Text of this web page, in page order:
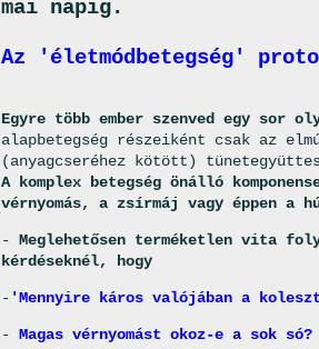
mai napig.
Az 'életmódbetegség'
Egyre több ember szenved egy sor
alapbetegség részeiként csak az
(anyagcseréhez kötött)
A komplex betegség önálló
vérnyomás, a zsírmáj vagy éppen a
- Meglehetősen terméketlen vita
kérdéseknél, hogy
- 'Mennyire káros valójában a
- Magas vérnyomást okoz-e a sok só?